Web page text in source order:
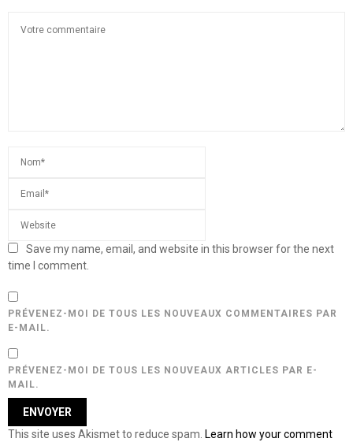
Save my name, email, and website in this browser for the next
time I comment.
PRÉVENEZ-MOI DE TOUS LES NOUVEAUX COMMENTAIRES PAR
E-MAIL.
PRÉVENEZ-MOI DE TOUS LES NOUVEAUX ARTICLES PAR E-
MAIL.
This site uses Akismet to reduce spam. Learn how your comment